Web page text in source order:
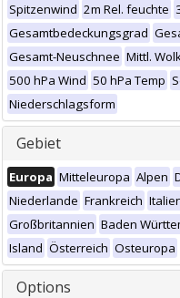
Spitzenwind 2m Rel. feuchte
Gesamtbedeckungsgrad
Gesamt-Neuschnee Mittl.
500 hPa Wind 50 hPa Temp
Niederschlagsform
Gebiet
Europa Mitteleuropa Alpen
Niederlande Frankreich
Großbritannien Baden
Island Österreich Osteuropa
Options